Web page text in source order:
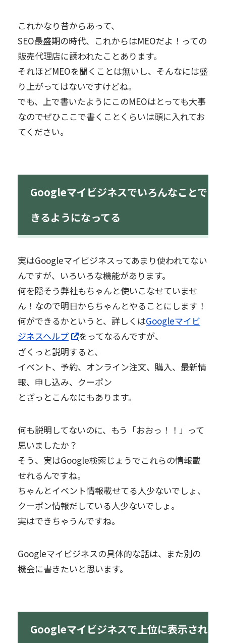
これかなり昔からあって、
SEO最盛期の時代、これからはMEOだよ！っての
販売代理店に誘われたことあります。
それほどMEOを聞くことは無いし、そんなには盛
り上がってはないですけどね。
でも、上で書いたようにこのMEOはとっても大事
なのでぜひここで書くことくらいは頭に入れてお
てください。
Googleマイビジネスでいろんなことで
きるようになってる
実はGoogleマイビジネスってあまり使われてない
んですが、いろいろな機能があります。
何を隠そう弊社もちゃんと使いこなせていませ
ん！なので明日からちゃんとやることにします！
何ができるかというと、詳しくはGoogleマイビ
ジネスヘルプ
をってなるんですが、
ざくっと説明すると、
イベント、予約、オンライン注文、購入、最新情
報、申し込み、クーポン
とざっとこんなにもあります。
何も説明してないのに、もう「おおっ！！」って
思いましたか？
そう、実はGoogle検索じょうでこれらの情報載
せれるんですね。
ちゃんとイベント情報載せてる人少ないでしょ、
クーポン情報だしている人少ないでしょ。
実はできちゃうんですね。
Googleマイビジネスの具体的な話は、また別の
機会に書きたいと思います。
Googleマイビジネスで上位に表示され